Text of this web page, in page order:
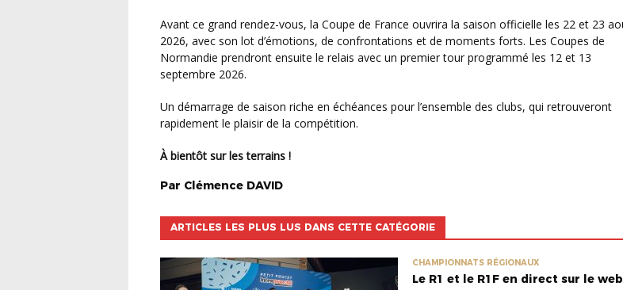
Avant ce grand rendez-vous, la Coupe de France ouvrira la saison officielle les 22 et 23 août
2026, avec son lot d’émotions, de confrontations et de moments forts. Les Coupes de
Normandie prendront ensuite le relais avec un premier tour programmé les 12 et 13
septembre 2026.
Un démarrage de saison riche en échéances pour l’ensemble des clubs, qui retrouveront
rapidement le plaisir de la compétition.
À bientôt sur les terrains !
Par Clémence DAVID
ARTICLES LES PLUS LUS DANS CETTE CATÉGORIE
CHAMPIONNATS RÉGIONAUX
Le R1 et le R1F en direct sur le web